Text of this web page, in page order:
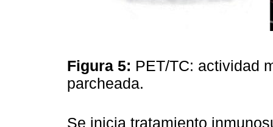
Figura 5: PET/TC: actividad
parcheada.
Se inicia tratamiento